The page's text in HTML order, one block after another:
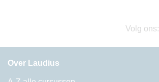
Volg ons:
Over Laudius